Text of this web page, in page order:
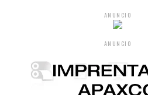
ANUNCIO
ANUNCIO